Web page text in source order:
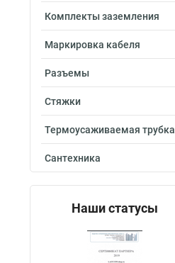
Комплекты заземления
Маркировка кабеля
Разъемы
Стяжки
Термоусаживаемая трубка
Сантехника
Наши статусы